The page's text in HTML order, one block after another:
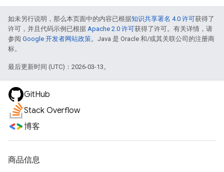
如未另行说明，那么本页面中的内容已根据知识共享署名 4.0 许可获得了
许可，并且代码示例已根据 Apache 2.0 许可获得了许可。有关详情，请
参阅 Google 开发者网站政策。Java 是 Oracle 和/或其关联公司的注册商
标。
最后更新时间 (UTC)：2026-03-13。
GitHub
Stack Overflow
博客
商品信息